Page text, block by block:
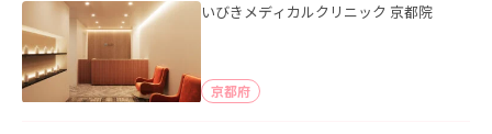
いびきメディカルクリニック 京都院
京都府